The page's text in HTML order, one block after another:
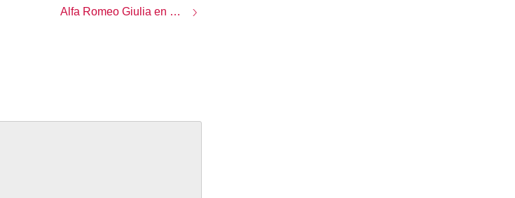
Alfa Romeo Giulia en Stelvio Quadrifoglio ook vernieuwd